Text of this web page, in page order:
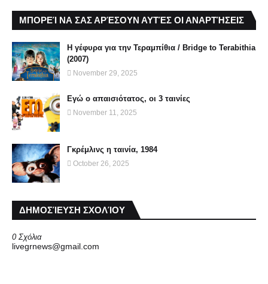
ΜΠΟΡΕΊ ΝΑ ΣΑΣ ΑΡΈΣΟΥΝ ΑΥΤΈΣ ΟΙ ΑΝΑΡΤΉΣΕΙΣ
Η γέφυρα για την Τεραμπίθια / Bridge to Terabithia
(2007)
November 29, 2025
Εγώ ο απαισιότατος, οι 3 ταινίες
November 11, 2025
Γκρέμλινς η ταινία, 1984
October 26, 2025
ΔΗΜΟΣΊΕΥΣΗ ΣΧΟΛΊΟΥ
0 Σχόλια
livegrnews@gmail.com